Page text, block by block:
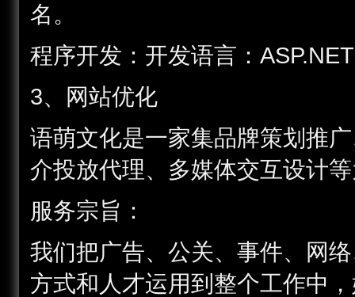
名。
程序开发：开发语言：
3、网站优化
语萌文化是一家集品牌策划推
介投放代理、多媒体交互设计
服务宗旨：
我们把广告、公关、事件、网
方式和人才运用到整个工作中